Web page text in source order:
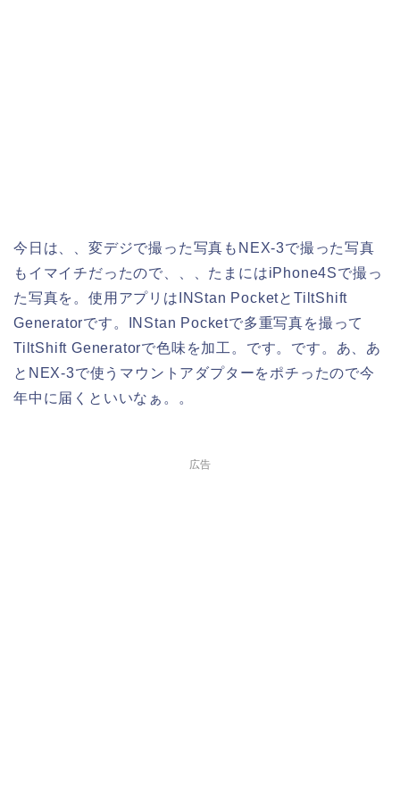
今日は、、変デジで撮った写真もNEX-3で撮った写真
もイマイチだったので、、、たまにはiPhone4Sで撮っ
た写真を。使用アプリはINStan PocketとTiltShift
Generatorです。INStan Pocketで多重写真を撮って
TiltShift Generatorで色味を加工。です。です。あ、あ
とNEX-3で使うマウントアダプターをポチったので今
年中に届くといいなぁ。。
広告